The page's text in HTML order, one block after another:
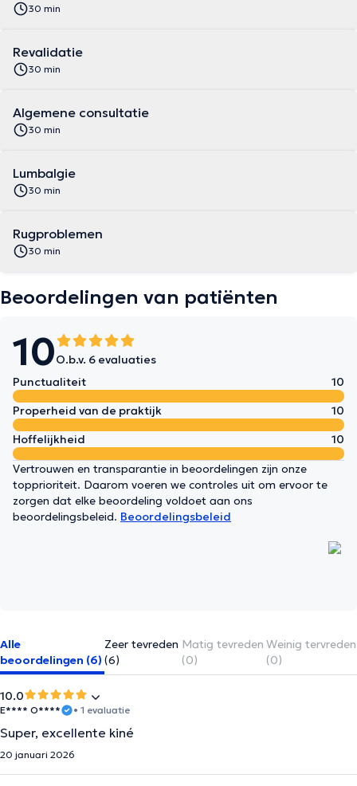
30 min
Revalidatie
30 min
Algemene consultatie
30 min
Lumbalgie
30 min
Rugproblemen
30 min
Beoordelingen van patiënten
10O.b.v. 6 evaluaties
Punctualiteit
10
Properheid van de praktijk
10
Hoffelijkheid
10
Vertrouwen en transparantie in beoordelingen zijn onze
topprioriteit. Daarom voeren we controles uit om ervoor te
zorgen dat elke beoordeling voldoet aan ons
beoordelingsbeleid. Beoordelingsbeleid
Alle
beoordelingen (6)
Zeer tevreden
(6)
Matig tevreden
(0)
Weinig tervreden
(0)
10.0
E**** O**** • 1 evaluatie
Super, excellente kiné
20 januari 2026